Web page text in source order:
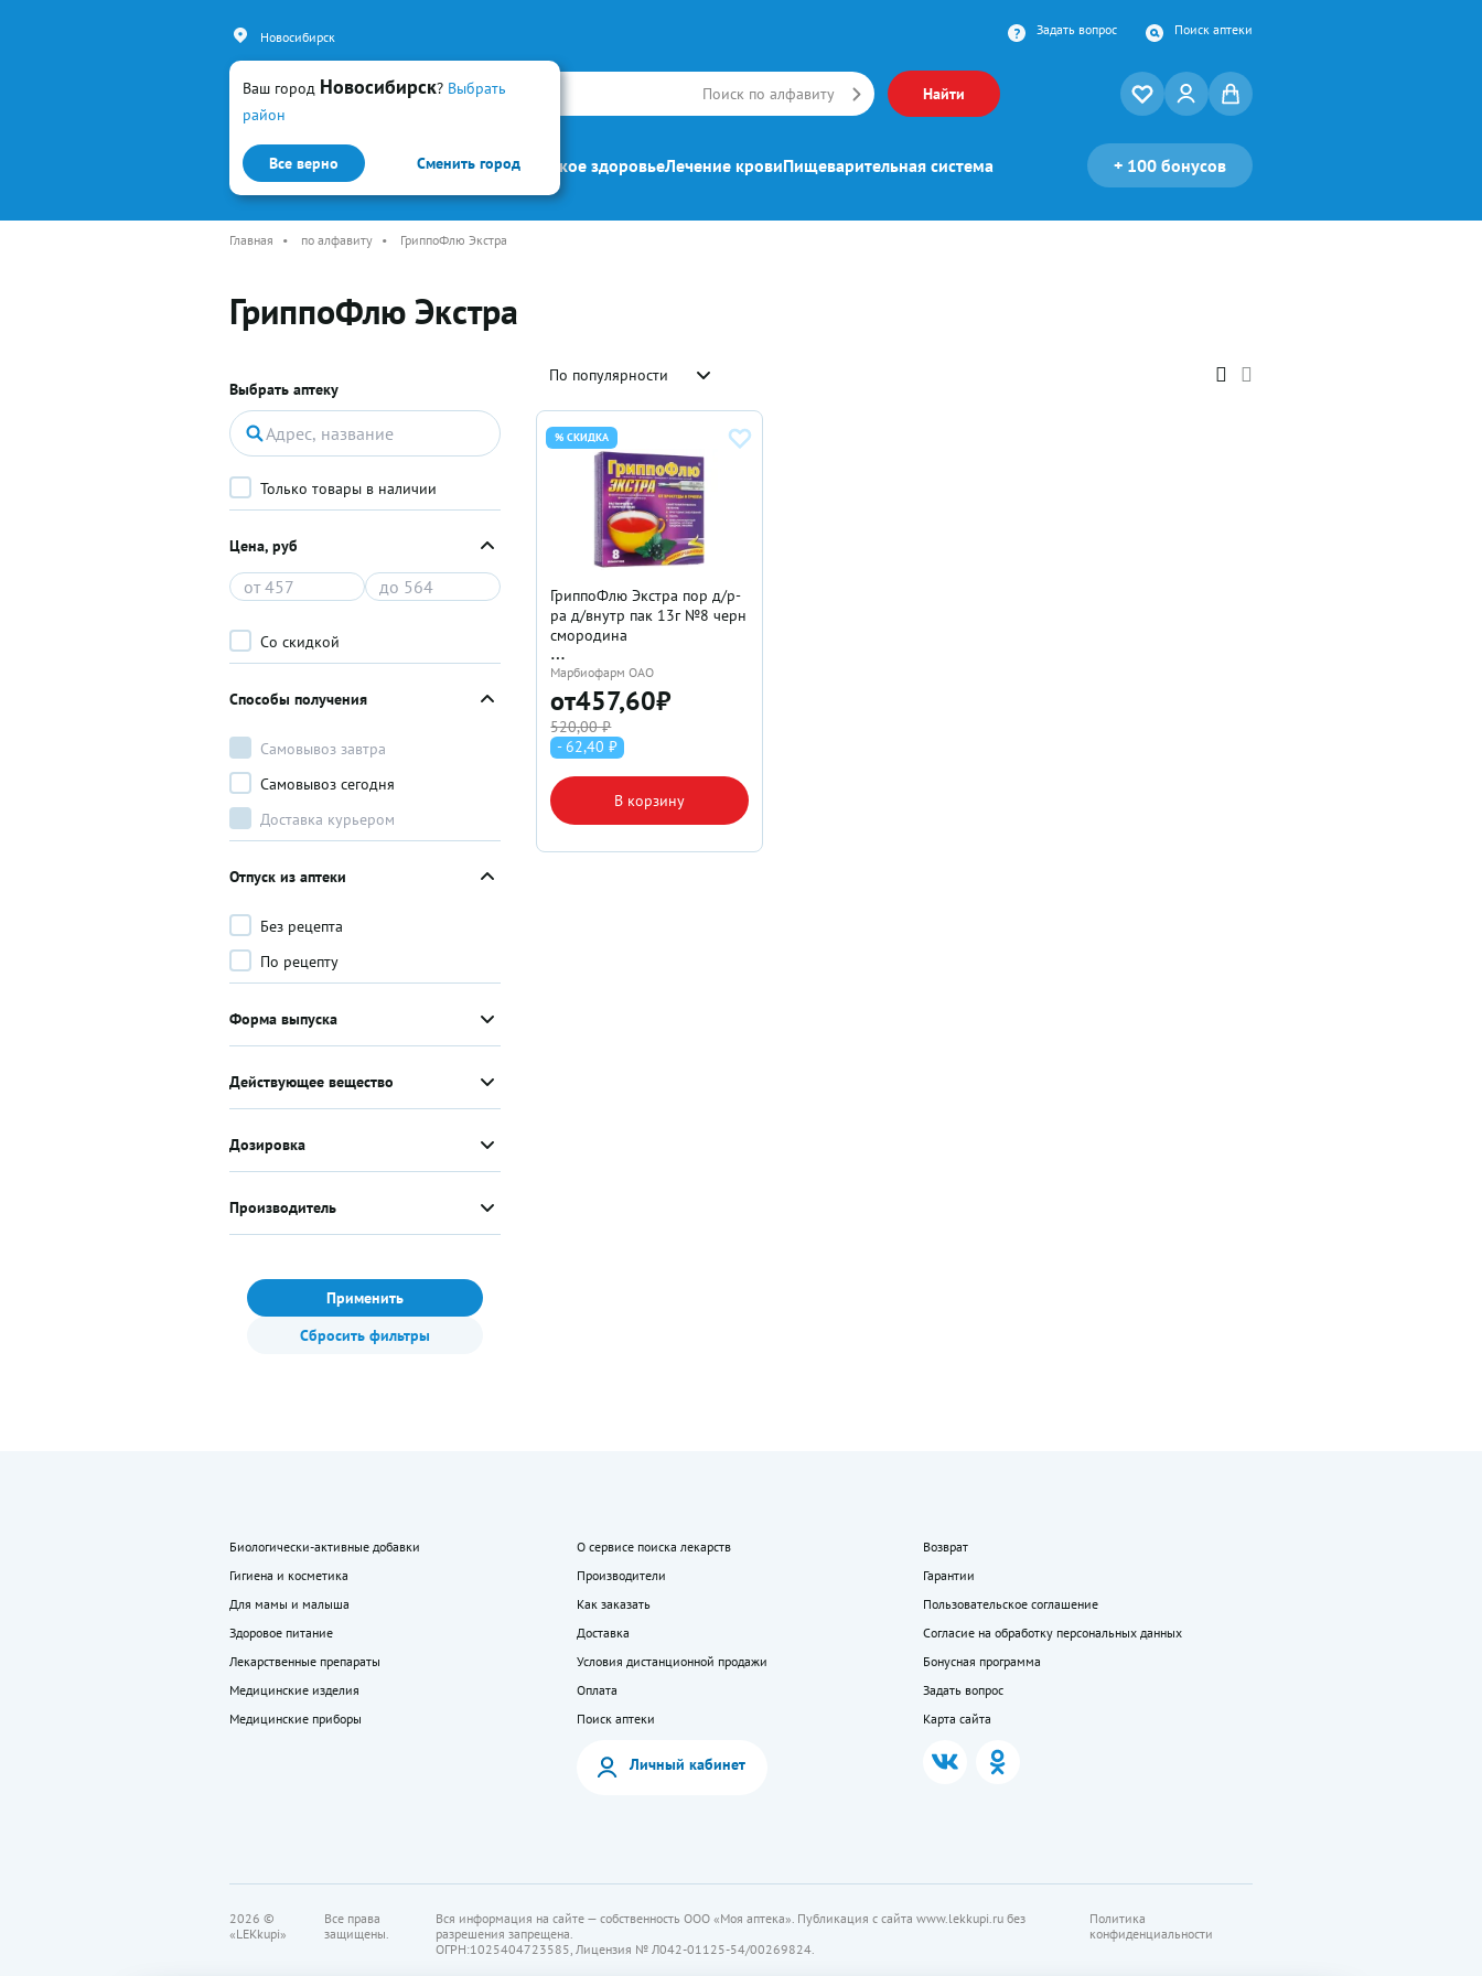
Ваш город Новосибирск? Выбрать
район
Все верно Сменить город
Новосибирск Задать вопрос Поиск аптеки
Искать Поиск по алфавиту Найти
Каталог Простуда и гриппЖенское здоровьеЛечение кровиПищеварительная система + 100 бонусов
Главная • по алфавиту • ГриппоФлю Экстра
ГриппоФлю Экстра
Выбрать аптеку
Только товары в наличии
Цена, руб
Со скидкой
Способы получения
Самовывоз завтра
Самовывоз сегодня
Доставка курьером
Отпуск из аптеки
Без рецепта
По рецепту
Форма выпуска
Действующее вещество
Дозировка
Производитель
Применить
Сбросить фильтры
По популярности
% СКИДКА
ГриппоФлю Экстра пор д/р-
ра д/внутр пак 13г №8 черн
смородина
Марбиофарм ОАО
от457,60₽
520,00 ₽
- 62,40 ₽
В корзину
Биологически-активные добавки
Гигиена и косметика
Для мамы и малыша
Здоровое питание
Лекарственные препараты
Медицинские изделия
Медицинские приборы
О сервисе поиска лекарств
Производители
Как заказать
Доставка
Условия дистанционной продажи
Оплата
Поиск аптеки
Возврат
Гарантии
Пользовательское соглашение
Согласие на обработку персональных данных
Бонусная программа
Задать вопрос
Карта сайта
Личный кабинет
2026 ©
«LEKkupi»
Все права
защищены.
Вся информация на сайте — собственность ООО «Моя аптека». Публикация с сайта www.lekkupi.ru без
разрешения запрещена.
ОГРН:1025404723585, Лицензия № Л042-01125-54/00269824.
Политика
конфиденциальности